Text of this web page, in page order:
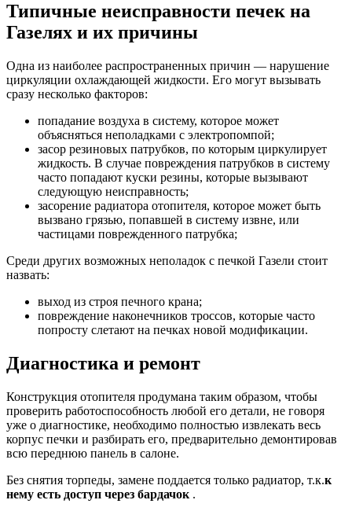
Типичные неисправности печек на
Газелях и их причины
Одна из наиболее распространенных причин — нарушение
циркуляции охлаждающей жидкости. Его могут вызывать
сразу несколько факторов:
попадание воздуха в систему, которое может
объясняться неполадками с электропомпой;
засор резиновых патрубков, по которым циркулирует
жидкость. В случае повреждения патрубков в систему
часто попадают куски резины, которые вызывают
следующую неисправность;
засорение радиатора отопителя, которое может быть
вызвано грязью, попавшей в систему извне, или
частицами поврежденного патрубка;
Среди других возможных неполадок с печкой Газели стоит
назвать:
выход из строя печного крана;
повреждение наконечников троссов, которые часто
попросту слетают на печках новой модификации.
Диагностика и ремонт
Конструкция отопителя продумана таким образом, чтобы
проверить работоспособность любой его детали, не говоря
уже о диагностике, необходимо полностью извлекать весь
корпус печки и разбирать его, предварительно демонтировав
всю переднюю панель в салоне.
Без снятия торпеды, замене поддается только радиатор, т.к.к
нему есть доступ через бардачок .